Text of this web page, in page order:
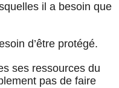
il a besoin que
d’être protégé.
ses ressources du
pas de faire